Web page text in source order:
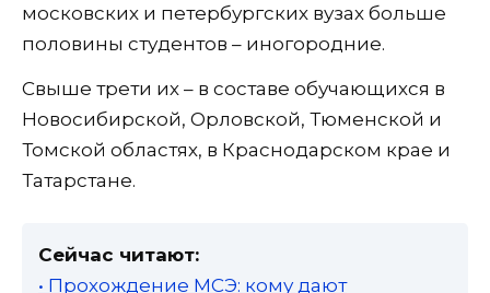
московских и петербургских вузах больше
половины студентов – иногородние.
Свыше трети их – в составе обучающихся в
Новосибирской, Орловской, Тюменской и
Томской областях, в Краснодарском крае и
Татарстане.
Сейчас читают:
• Прохождение МСЭ: кому дают